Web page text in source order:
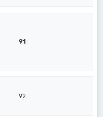
91
92